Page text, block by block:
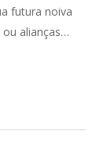
futura noiva
alianças…